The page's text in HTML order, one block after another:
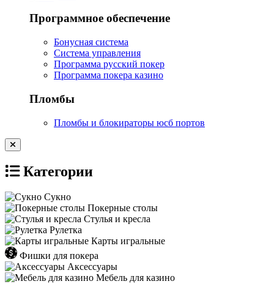
Программное обеспечение
Бонусная система
Система управления
Программа русский покер
Программа покера казино
Пломбы
Пломбы и блокираторы юсб портов
Категории
Сукно
Покерные столы
Стулья и кресла
Рулетка
Карты игральные
Фишки для покера
Аксессуары
Мебель для казино